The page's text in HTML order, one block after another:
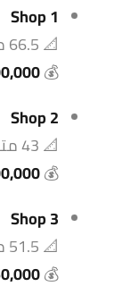
Shop 1
📐 66.5 متر
💰
Shop 2
📐 43 متر
💰
Shop 3
📐 51.5 متر
💰